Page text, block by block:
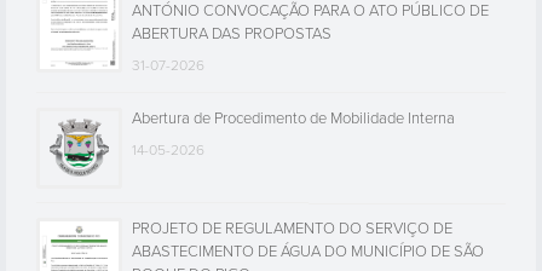
ANTÓNIO CONVOCAÇÃO PARA O ATO PÚBLICO DE
ABERTURA DAS PROPOSTAS
31-07-2026
Abertura de Procedimento de Mobilidade Interna
14-05-2026
PROJETO DE REGULAMENTO DO SERVIÇO DE
ABASTECIMENTO DE ÁGUA DO MUNICÍPIO DE SÃO